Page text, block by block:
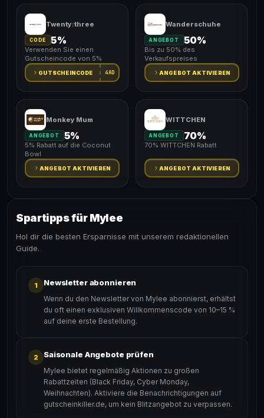
Twenty:three
CODE 5%
Verwenden Sie einen
Gutscheincode von 5%
GUTSCHEINCODE 4AD
Wanderschuhe
ANGEBOT 50%
Bis zu 50% des
Verkaufspreises
ANGEBOT AKTIVIEREN
Monkey Mum
ANGEBOT 5%
5% Rabatt auf die Coconut
Bowl
ANGEBOT AKTIVIEREN
WITTCHEN
ANGEBOT 70%
70% WITTCHEN Rabatt
ANGEBOT AKTIVIEREN
Spartipps für Mylee
Hol dir die besten Ersparnisse mit unserem redaktionellen
Guide.
1 Newsletter abonnieren
Wenn du den Newsletter von Mylee abonnierst, erhältst
du oft einen exklusiven Willkommenscode von 10–15 %
auf deine erste Bestellung.
2 Saisonale Angebote prüfen
Mylee bietet regelmäßig Aktionen zu großen
Rabattzeiten (Black Friday, Cyber Monday,
Weihnachten). Aktiviere die Benachrichtigungen auf
gutscheinkiller.de, um kein Blitzangebot zu verpassen.